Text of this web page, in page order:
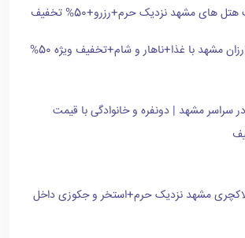
های مشهد نزدیک حرم+رزرو+50% تخفیف
مشهد با غذا+ناهار و شام+تخفیف ویژه 50%
سراسر مشهد | دونفره و خانوادگی با قیمت
مشهد نزدیک حرم+استخر و جکوزی داخل